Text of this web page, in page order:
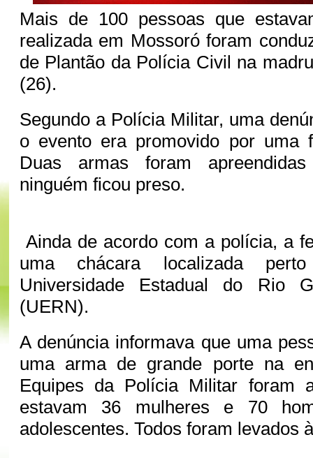
Mais de 100 pessoas que
realizada em Mossoró foram
de Plantão da Polícia Civil na
(26).
Segundo a Polícia Militar, uma
o evento era promovido por uma
Duas armas foram
ninguém ficou preso.
Ainda de acordo com a polícia, a
uma chácara localizada
Universidade Estadual do Rio
(UERN).
A denúncia informava que uma
uma arma de grande porte na
Equipes da Polícia Militar foram
estavam 36 mulheres e 70
adolescentes. Todos foram levados